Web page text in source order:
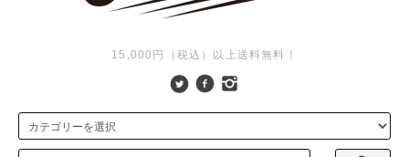
15,000円（税込）以上送料無料！